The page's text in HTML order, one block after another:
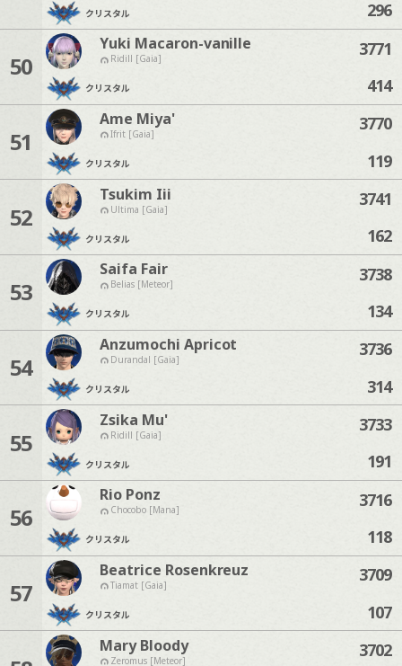
クリスタル
296
50
Yuki Macaron-vanille
Ridill [Gaia]
クリスタル
3771
414
51
Ame Miya'
Ifrit [Gaia]
クリスタル
3770
119
52
Tsukim Iii
Ultima [Gaia]
クリスタル
3741
162
53
Saifa Fair
Belias [Meteor]
クリスタル
3738
134
54
Anzumochi Apricot
Durandal [Gaia]
クリスタル
3736
314
55
Zsika Mu'
Ridill [Gaia]
クリスタル
3733
191
56
Rio Ponz
Chocobo [Mana]
クリスタル
3716
118
57
Beatrice Rosenkreuz
Tiamat [Gaia]
クリスタル
3709
107
Mary Bloody
Zeromus [Meteor]
3702